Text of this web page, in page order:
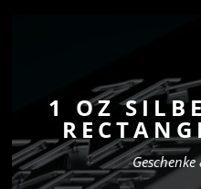
1 OZ
Geschenke